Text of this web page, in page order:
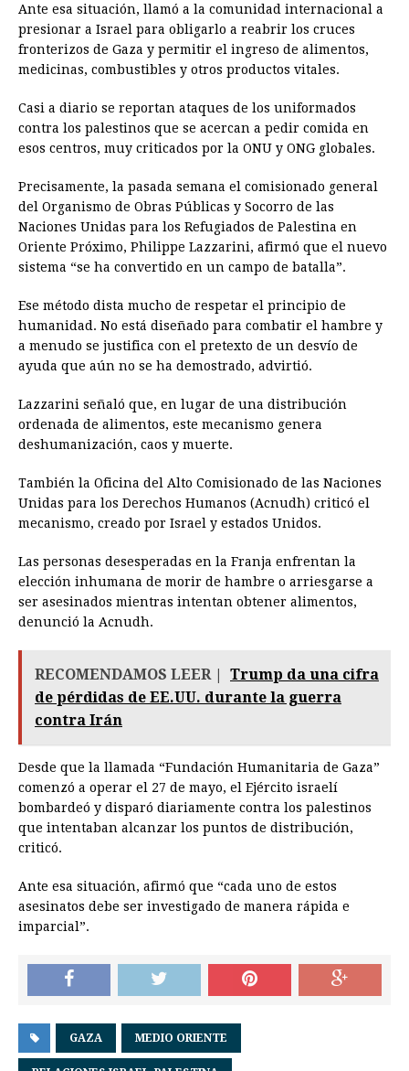
Ante esa situación, llamó a la comunidad internacional a
presionar a Israel para obligarlo a reabrir los cruces
fronterizos de Gaza y permitir el ingreso de alimentos,
medicinas, combustibles y otros productos vitales.
Casi a diario se reportan ataques de los uniformados
contra los palestinos que se acercan a pedir comida en
esos centros, muy criticados por la ONU y ONG globales.
Precisamente, la pasada semana el comisionado general
del Organismo de Obras Públicas y Socorro de las
Naciones Unidas para los Refugiados de Palestina en
Oriente Próximo, Philippe Lazzarini, afirmó que el nuevo
sistema “se ha convertido en un campo de batalla”.
Ese método dista mucho de respetar el principio de
humanidad. No está diseñado para combatir el hambre y
a menudo se justifica con el pretexto de un desvío de
ayuda que aún no se ha demostrado, advirtió.
Lazzarini señaló que, en lugar de una distribución
ordenada de alimentos, este mecanismo genera
deshumanización, caos y muerte.
También la Oficina del Alto Comisionado de las Naciones
Unidas para los Derechos Humanos (Acnudh) criticó el
mecanismo, creado por Israel y estados Unidos.
Las personas desesperadas en la Franja enfrentan la
elección inhumana de morir de hambre o arriesgarse a
ser asesinados mientras intentan obtener alimentos,
denunció la Acnudh.
RECOMENDAMOS LEER |
Trump da una cifra
de pérdidas de EE.UU. durante la guerra
contra Irán
Desde que la llamada “Fundación Humanitaria de Gaza”
comenzó a operar el 27 de mayo, el Ejército israelí
bombardeó y disparó diariamente contra los palestinos
que intentaban alcanzar los puntos de distribución,
criticó.
Ante esa situación, afirmó que “cada uno de estos
asesinatos debe ser investigado de manera rápida e
imparcial”.
GAZA MEDIO ORIENTE